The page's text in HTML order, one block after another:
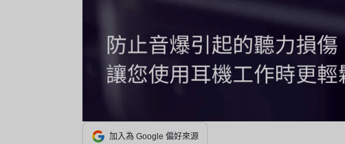
加入為 Google 偏好來源